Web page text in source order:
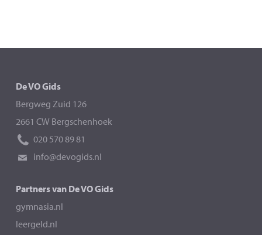
De VO Gids
Bergweg Zuid 126
2661 CW Bergschenhoek
020 570 89 81
info@devogids.nl
Partners van De VO Gids
gymnasia.nl
leergeld.nl